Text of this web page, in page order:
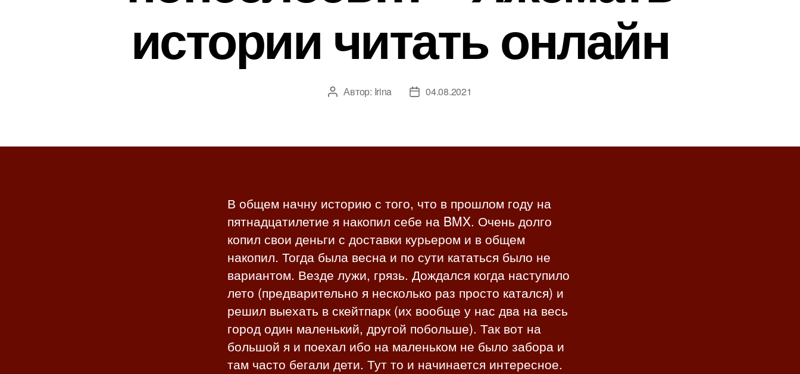
истории читать онлайн
А
р
и
с
и
Автор: Irina
Д
з
с
и
04.08.2021
В общем начну историю с того, что в прошлом году на
пятнадцатилетие я накопил себе на BMX. Очень долго
копил свои деньги с доставки курьером и в общем
накопил. Тогда была весна и по сути кататься было не
вариантом. Везде лужи, грязь. Дождался когда наступило
лето (предварительно я несколько раз просто катался) и
решил выехать в скейтпарк (их вообще у нас два на весь
город один маленький, другой побольше). Так вот на
большой я и поехал ибо на маленьком не было забора и
там часто бегали дети. Тут то и начинается интересное.